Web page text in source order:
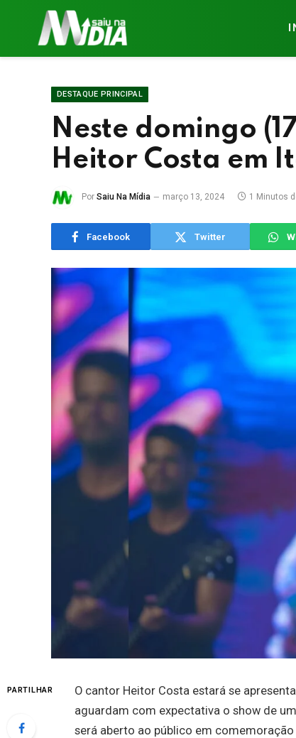
DESTAQUE PRINCIPAL
Neste domingo
Heitor Costa em
Por Saiu Na Mídia março 13, 2024 1 Minutos
Facebook Twitter
PARTILHAR
O cantor Heitor Costa estará se
aguardam com expectativa o show de
será aberto ao público em